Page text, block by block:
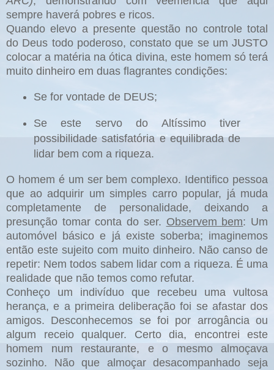
sempre haverá pobres e ricos.
Quando elevo a presente questão no controle total
do Deus todo poderoso, constato que se um JUSTO
colocar a matéria na ótica divina, este homem só terá
muito dinheiro em duas flagrantes condições:
Se for vontade de DEUS;
Se este servo do Altíssimo tiver
possibilidade satisfatória e equilibrada de
lidar bem com a riqueza.
O homem é um ser bem complexo. Identifico pessoa
que ao adquirir um simples carro popular, já muda
completamente de personalidade, deixando a
presunção tomar conta do ser. Observem bem: Um
automóvel básico e já existe soberba; imaginemos
então este sujeito com muito dinheiro. Não canso de
repetir: Nem todos sabem lidar com a riqueza. É uma
realidade que não temos como refutar.
Conheço um indivíduo que recebeu uma vultosa
herança, e a primeira deliberação foi se afastar dos
amigos. Desconhecemos se foi por arrogância ou
algum receio qualquer. Certo dia, encontrei este
homem num restaurante, e o mesmo almoçava
sozinho. Não que almoçar desacompanhado seja